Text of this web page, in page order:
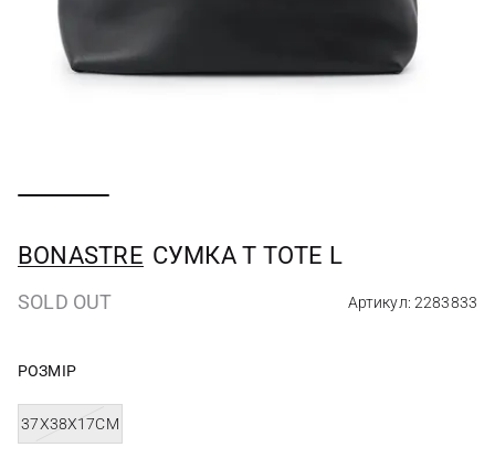
BONASTRE СУМКА T TOTE L
SOLD OUT Артикул: 2283833
РОЗМІР
37Х38Х17СМ